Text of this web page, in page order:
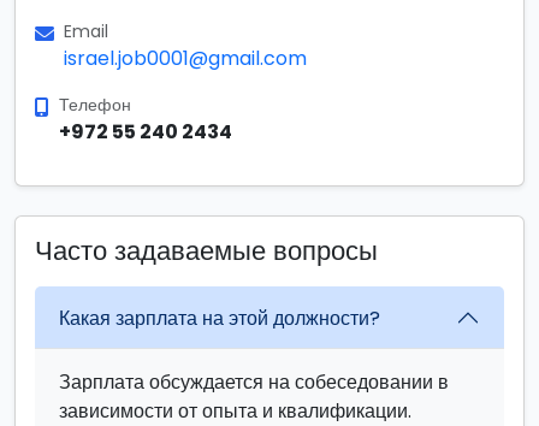
Email
israel.job0001@gmail.com
Телефон
+972 55 240 2434
Часто задаваемые вопросы
Какая зарплата на этой должности?
Зарплата обсуждается на собеседовании в
зависимости от опыта и квалификации.